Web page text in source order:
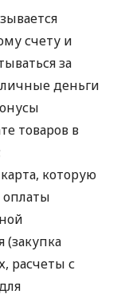
счету и
за
деньги
товаров в
которую
оплаты
(закупка
расчеты с